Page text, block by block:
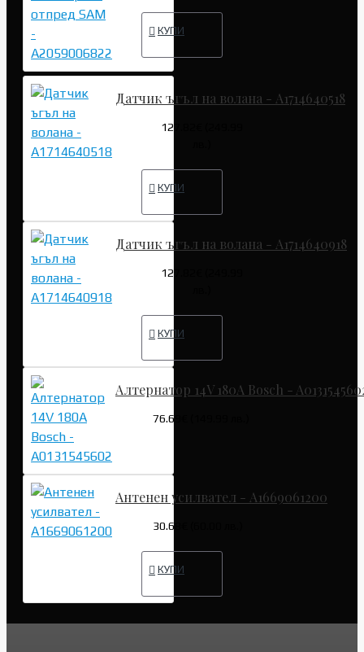
КУПИ
Датчик ъгъл на волана - A1714640518
127.82€ (249.99
КУПИ
Датчик ъгъл на волана - A1714640918
127.82€ (249.99
КУПИ
Алтернатор 14V 180A Bosch -
76.69€ (149.99 лв.)
Антенен усилвател - A1669061200
30.68€ (60.00 лв.)
КУПИ